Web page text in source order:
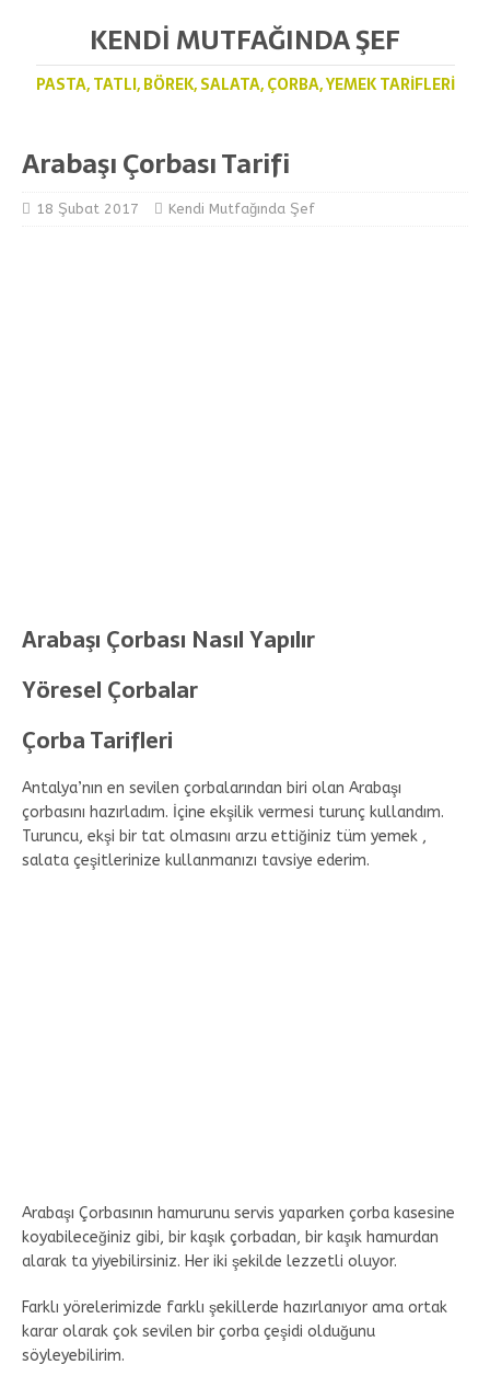
KENDI MUTFAĞINDA ŞEF
PASTA, TATLI, BÖREK, SALATA, ÇORBA, YEMEK TARIFLERI
Arabaşı Çorbası Tarifi
18 Şubat 2017 Kendi Mutfağında Şef
Arabaşı Çorbası Nasıl Yapılır
Yöresel Çorbalar
Çorba Tarifleri
Antalya’nın en sevilen çorbalarından biri olan Arabaşı
çorbasını hazırladım. İçine ekşilik vermesi turunç kullandım.
Turuncu, ekşi bir tat olmasını arzu ettiğiniz tüm yemek ,
salata çeşitlerinize kullanmanızı tavsiye ederim.
Arabaşı Çorbasının hamurunu servis yaparken çorba kasesine
koyabileceğiniz gibi, bir kaşık çorbadan, bir kaşık hamurdan
alarak ta yiyebilirsiniz. Her iki şekilde lezzetli oluyor.
Farklı yörelerimizde farklı şekillerde hazırlanıyor ama ortak
karar olarak çok sevilen bir çorba çeşidi olduğunu
söyleyebilirim.